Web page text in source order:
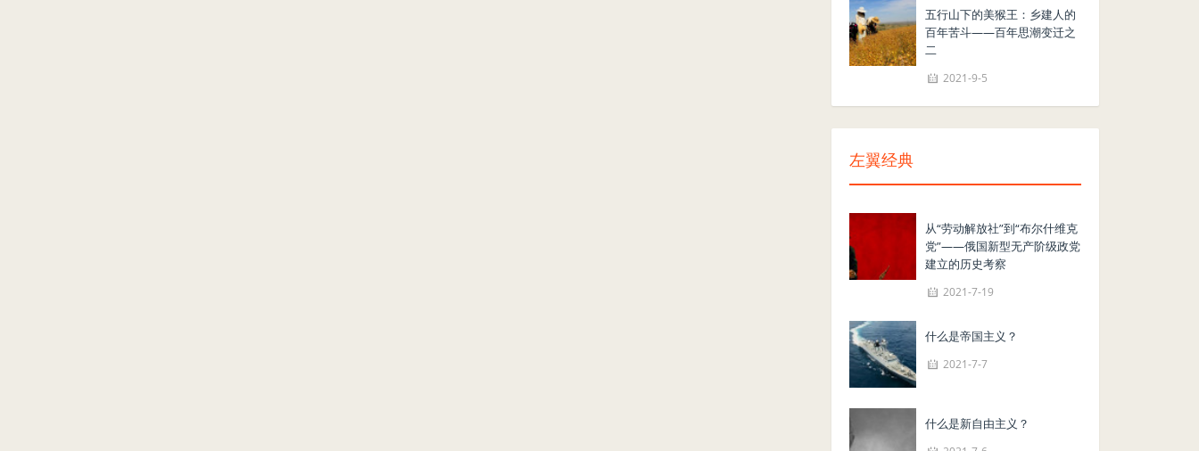
五行山下的美猴王：乡建人的
百年苦斗——百年思潮变迁之
二
2021-9-5
左翼经典
从“劳动解放社”到“布尔什维克
党”——俄国新型无产阶级政党
建立的历史考察
2021-7-19
什么是帝国主义？
2021-7-7
什么是新自由主义？